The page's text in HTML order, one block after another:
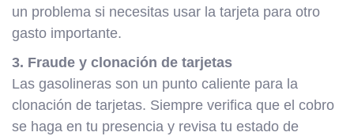
un problema si necesitas usar la tarjeta para otro
gasto importante.
3. Fraude y clonación de tarjetas
Las gasolineras son un punto caliente para la
clonación de tarjetas. Siempre verifica que el cobro
se haga en tu presencia y revisa tu estado de